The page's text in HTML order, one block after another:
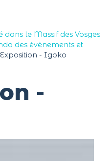
dans le Massif des Vosges
des évènements et
Exposition - Igoko
-